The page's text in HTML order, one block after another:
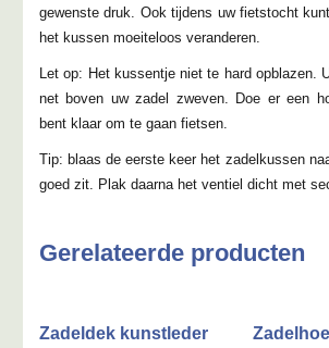
gewenste druk. Ook tijdens uw fietstocht
het kussen moeiteloos veranderen.
Let op: Het kussentje niet te hard opblazen.
net boven uw zadel zweven. Doe er een
bent klaar om te gaan fietsen.
Tip: blaas de eerste keer het zadelkussen
goed zit. Plak daarna het ventiel dicht met
Gerelateerde producten
Zadeldek kunstleder